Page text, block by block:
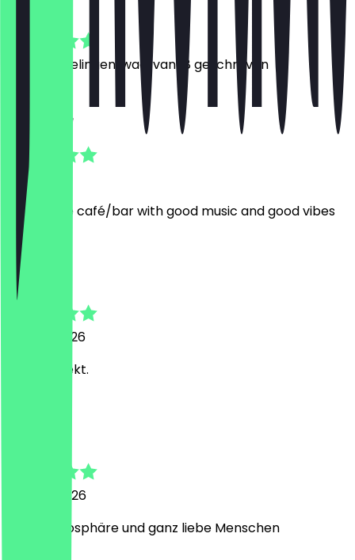
Beoordelingen, waarvan 18 geschreven
Clementine
1 mei 2026
super cute café/bar with good music and good vibes
Andreas
25 april 2026
Alles perfekt.
24 april 2026
Tolle Atmosphäre und ganz liebe Menschen